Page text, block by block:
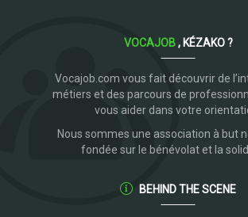
VOCAJOB, KÉZAKO ?
Vocajob.com vous fait découvrir de
métiers et des parcours de
vous aider dans votre
Nous sommes une association à but
fondée sur le bénévolat et la
BEHIND THE SCENE